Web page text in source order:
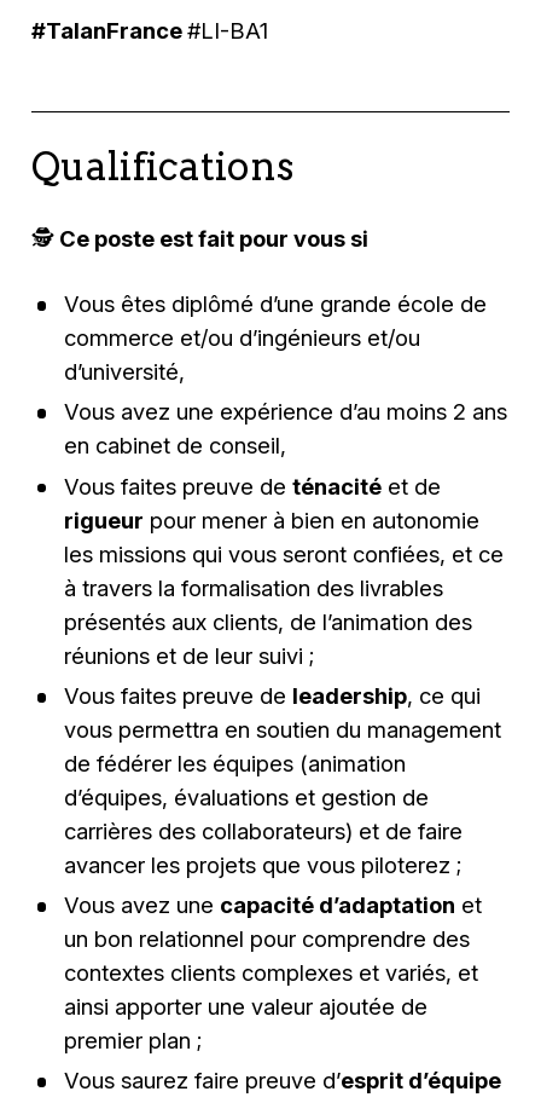
#TalanFrance#LI-BA1
Qualifications
🕵️‍ Ce poste est fait pour vous si
Vous êtes diplômé d’une grande école de
commerce et/ou d’ingénieurs et/ou
d’université,
Vous avez une expérience d’au moins 2 ans
en cabinet de conseil,
Vous faites preuve de ténacitéet de
rigueur pour mener à bien en autonomie
les missions qui vous seront confiées, et ce
à travers la formalisation des livrables
présentés aux clients, de l’animation des
réunions et de leur suivi ;
Vous faites preuve de leadership, ce qui
vous permettra en soutien du management
de fédérer les équipes (animation
d’équipes, évaluations et gestion de
carrières des collaborateurs) et de faire
avancer les projets que vous piloterez ;
Vous avez une capacité d’adaptation et
un bon relationnel pour comprendre des
contextes clients complexes et variés, et
ainsi apporter une valeur ajoutée de
premier plan ;
Vous saurez faire preuve d’esprit d’équipe